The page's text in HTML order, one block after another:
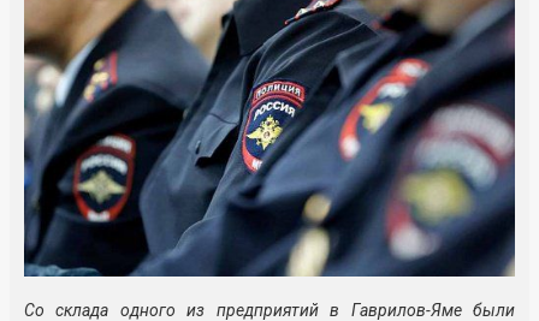
Со склада одного из предприятий в Гаврилов-Яме были